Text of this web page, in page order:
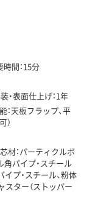
時間：15分
・表面仕上げ：1年
天板フラップ、平
）
材：パーティクルボ
角パイプ・スチール
イプ・スチール、粉体
スター（ストッパー